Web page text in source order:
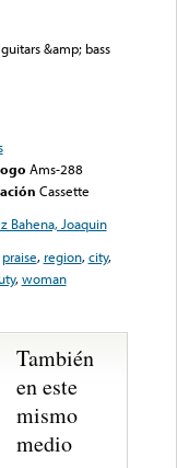
&amp; bass
Ams-288
Cassette
Bahena, Joaquin
praise, region,city,
,woman
También
en este
mismo
medio